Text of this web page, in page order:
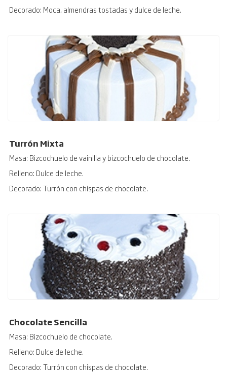
Decorado: Moca, almendras tostadas y dulce de leche.
Turrón Mixta
Masa: Bizcochuelo de vainilla y bizcochuelo de chocolate.
Relleno: Dulce de leche.
Decorado: Turrón con chispas de chocolate.
Chocolate Sencilla
Masa: Bizcochuelo de chocolate.
Relleno: Dulce de leche.
Decorado: Turrón con chispas de chocolate.